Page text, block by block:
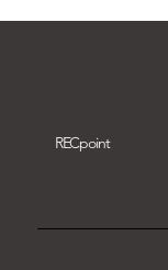
RECpoint